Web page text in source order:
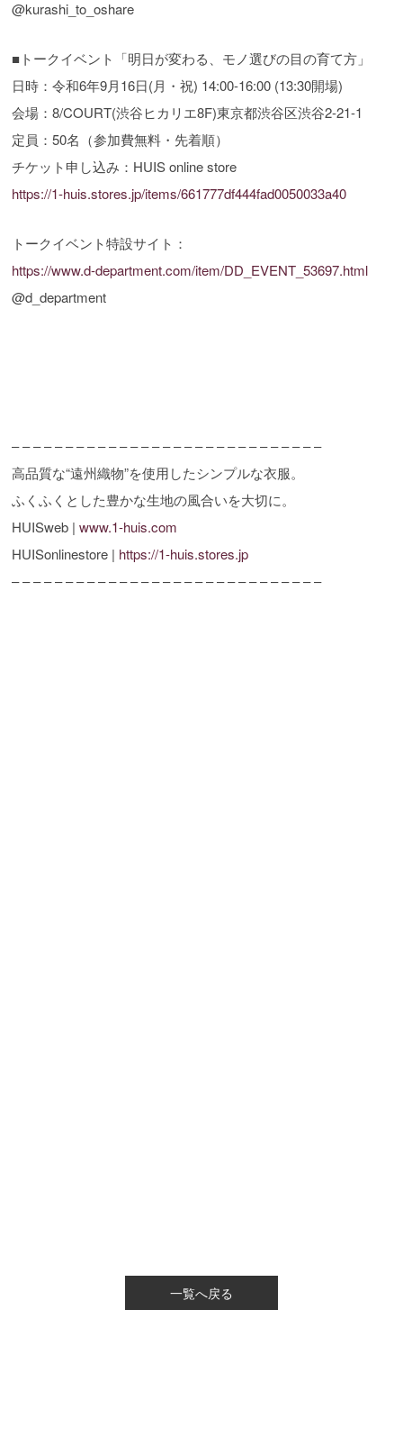
@kurashi_to_oshare
■トークイベント「明日が変わる、モノ選びの目の育て方」
日時：令和6年9月16日(月・祝) 14:00-16:00 (13:30開場)
会場：8/COURT(渋谷ヒカリエ8F)東京都渋谷区渋谷2-21-1
定員：50名（参加費無料・先着順）
チケット申し込み：HUIS online store
https://1-huis.stores.jp/items/661777df444fad0050033a40
トークイベント特設サイト：
https://www.d-department.com/item/DD_EVENT_53697.html
@d_department
– – – – – – – – – – – – – – – – – – – – – – – – – – – – –
高品質な“遠州織物”を使用したシンプルな衣服。
ふくふくとした豊かな生地の風合いを大切に。
HUISweb |www.1-huis.com
HUISonlinestore | https://1-huis.stores.jp
– – – – – – – – – – – – – – – – – – – – – – – – – – – – –
一覧へ戻る